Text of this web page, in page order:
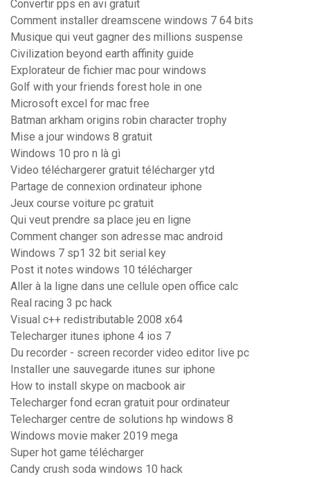
Convertir pps en avi gratuit
Comment installer dreamscene windows 7 64 bits
Musique qui veut gagner des millions suspense
Civilization beyond earth affinity guide
Explorateur de fichier mac pour windows
Golf with your friends forest hole in one
Microsoft excel for mac free
Batman arkham origins robin character trophy
Mise a jour windows 8 gratuit
Windows 10 pro n là gì
Video téléchargerer gratuit télécharger ytd
Partage de connexion ordinateur iphone
Jeux course voiture pc gratuit
Qui veut prendre sa place jeu en ligne
Comment changer son adresse mac android
Windows 7 sp1 32 bit serial key
Post it notes windows 10 télécharger
Aller à la ligne dans une cellule open office calc
Real racing 3 pc hack
Visual c++ redistributable 2008 x64
Telecharger itunes iphone 4 ios 7
Du recorder - screen recorder video editor live pc
Installer une sauvegarde itunes sur iphone
How to install skype on macbook air
Telecharger fond ecran gratuit pour ordinateur
Telecharger centre de solutions hp windows 8
Windows movie maker 2019 mega
Super hot game télécharger
Candy crush soda windows 10 hack